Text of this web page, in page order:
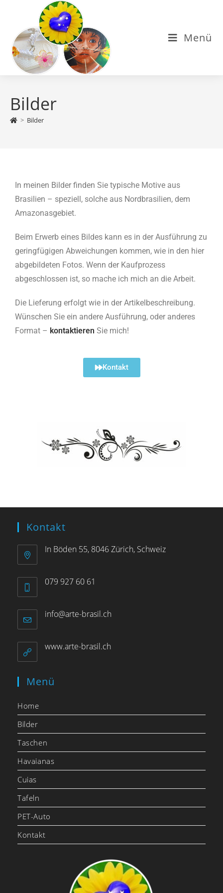
Menü
Bilder
> Bilder
In meinen Bilder finden Sie typische Motive aus
Brasilien – speziell, solche aus Nordbrasilien, dem
Amazonasgebiet.
Beim Erwerb eines Bildes kann es in der Ausführung zu
geringfügigen Abweichungen kommen, wie in den hier
abgebildeten Fotos. Wenn der Kaufprozess
abgeschlossen ist, so mache ich mich an die Arbeit.
Die Lieferung erfolgt wie in der Artikelbeschreibung.
Wünschen Sie ein andere Ausführung, oder anderes
Format – kontaktieren Sie mich!
Kontakt
Kontakt
In Böden 55, 8046 Zürich, Schweiz
079 927 60 61
info@arte-brasil.ch
www.arte-brasil.ch
Menü
Home
Bilder
Taschen
Havaianas
Cuias
Tafeln
PET-Auto
Kontakt